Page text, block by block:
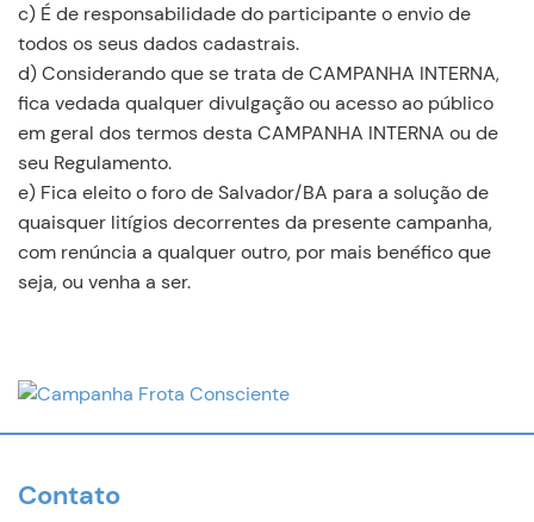
c) É de responsabilidade do participante o envio de
todos os seus dados cadastrais.
d) Considerando que se trata de CAMPANHA INTERNA,
fica vedada qualquer divulgação ou acesso ao público
em geral dos termos desta CAMPANHA INTERNA ou de
seu Regulamento.
e) Fica eleito o foro de Salvador/BA para a solução de
quaisquer litígios decorrentes da presente campanha,
com renúncia a qualquer outro, por mais benéfico que
seja, ou venha a ser.
Contato